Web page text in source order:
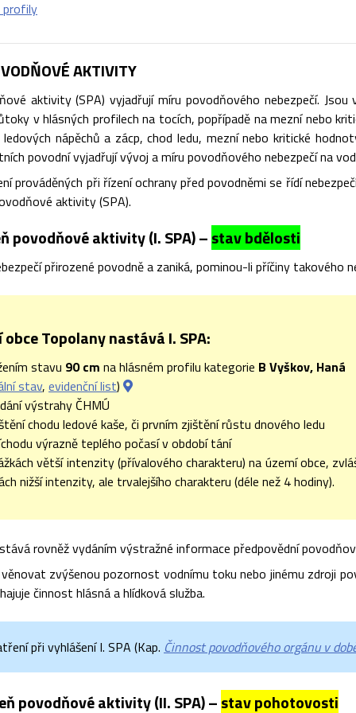
profily
AKTIVITY
aktivity (SPA) vyjadřují míru povodňového nebezpečí.
v hlásných profilech na tocích, popřípadě na mezní nebo
nápěchů a zácp, chod ledu, mezní nebo kritické
povodní vyjadřují vývoj a míru povodňového nebezpečí na
prováděných při řízení ochrany před povodněmi se řídí
aktivity (SPA).
povodňové aktivity (I. SPA) –stav bdělosti
přirozené povodně a zaniká, pominou-li příčiny takového
Topolany nastává I. SPA:
stavu 90 cm na hlásném profilu kategorie B Vyškov, Haná
stav, evidenční list)
výstrahy ČHMÚ
chodu ledové kaše, či prvním zjištění růstu dnového ledu
výrazně teplého počasí v období tání
větší intenzity (přívalového charakteru) na území obce,
nižší intenzity, ale trvalejšího charakteru (déle než 4 hodiny).
rovněž vydáním výstražné informace předpovědní
zvýšenou pozornost vodnímu toku nebo jinému zdroji
činnost hlásná a hlídková služba.
při vyhlášení I. SPA (Kap. Činnost povodňového orgánu v
povodňové aktivity (II. SPA) –stav pohotovosti